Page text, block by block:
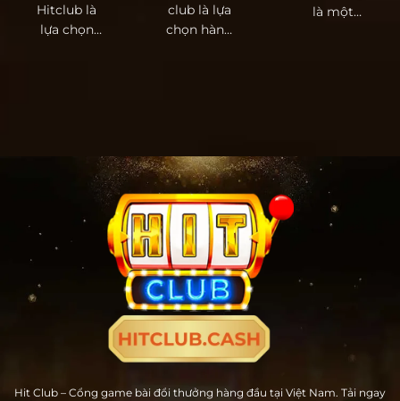
Hitclub là
lựa chọn
club là lựa
chọn hàng
là một
Hit Club – Cổng game bài đổi thưởng hàng đầu tại Việt Nam. Tải ngay